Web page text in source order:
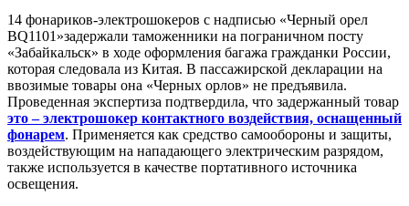
14 фонариков-электрошокеров с надписью «Черный орел
BQ1101»задержали таможенники на пограничном посту
«Забайкальск» в ходе оформления багажа гражданки России,
которая следовала из Китая. В пассажирской декларации на
ввозимые товары она «Черных орлов» не предъявила.
Проведенная экспертиза подтвердила, что задержанный товар
это – электрошокер контактного воздействия, оснащенный
фонарем. Применяется как средство самообороны и защиты,
воздействующим на нападающего электрическим разрядом,
также используется в качестве портативного источника
освещения.